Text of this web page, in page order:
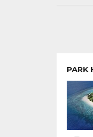
PARK